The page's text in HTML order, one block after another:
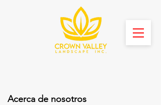
Acerca de nosotros